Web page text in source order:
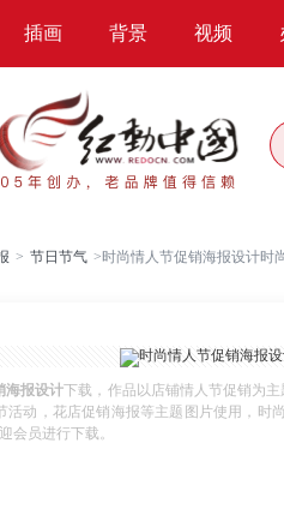
插画 背景 视频
> 节日节气 >时尚情人节促销海报设计时
海报设计下载，作品以店铺情人节促销为
动，花店促销海报等主题图片使用，时
会员进行下载。